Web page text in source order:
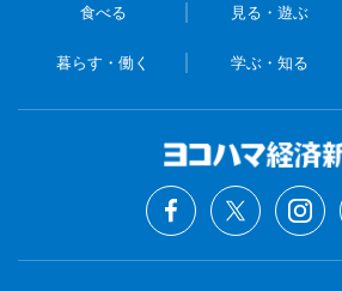
食べる 見る・遊ぶ
暮らす・働く 学ぶ・知る